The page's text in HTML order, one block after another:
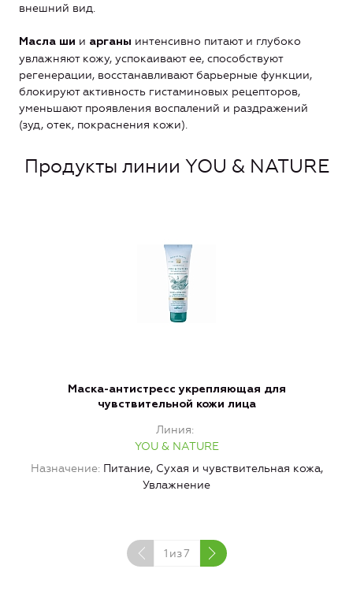
внешний вид.
Масла ши и арганы интенсивно питают и глубоко
увлажняют кожу, успокаивают ее, способствуют
регенерации, восстанавливают барьерные функции,
блокируют активность гистаминовых рецепторов,
уменьшают проявления воспалений и раздражений
(зуд, отек, покраснения кожи).
Продукты линии YOU & NATURE
Маска-антистресс укрепляющая для
чувствительной кожи лица
Линия
YOU & NATURE
Назначение Питание, Сухая и чувствительная кожа,
Увлажнение
1 из7